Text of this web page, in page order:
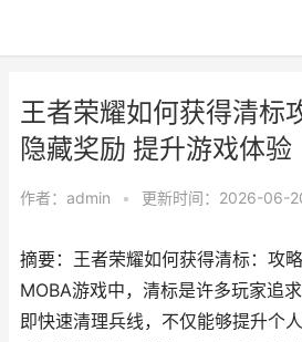
王者荣耀如何获得清标
隐藏奖励 提升游戏体验
作者： admin • 更新时间：2026-06-
摘要：王者荣耀如何获得清标：攻
MOBA游戏中，清标是许多玩家追
即快速清理兵线，不仅能够提升个